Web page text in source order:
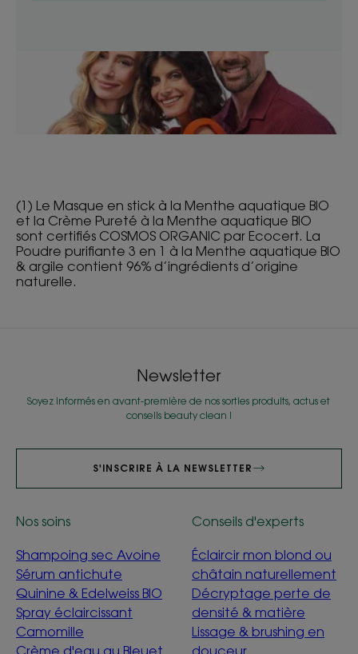
(1) Le Masque en stick à la Menthe aquatique BIO
et la Crème Pureté à la Menthe aquatique BIO
sont certifiés COSMOS ORGANIC par Ecocert. La
Poudre purifiante 3 en 1 à la Menthe aquatique BIO
& argile contient 96% d’ingrédients d’origine
naturelle.
Newsletter
Soyez informés en avant-première de nos sorties produits, actus et
conseils beauty clean !
S'INSCRIRE À LA NEWSLETTER
Nos soins
Shampoing sec Avoine
Sérum antichute
Quinine & Edelweiss BIO
Spray éclaircissant
Camomille
Crème d'eau au Bleuet
Conseils d'experts
Éclaircir mon blond ou
châtain naturellement
Décryptage perte de
densité & matière
Lissage & brushing en
douceur